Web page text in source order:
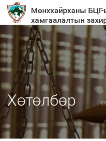
Мөнххайрханы
хамгаалалтын
Хөтөлбөр